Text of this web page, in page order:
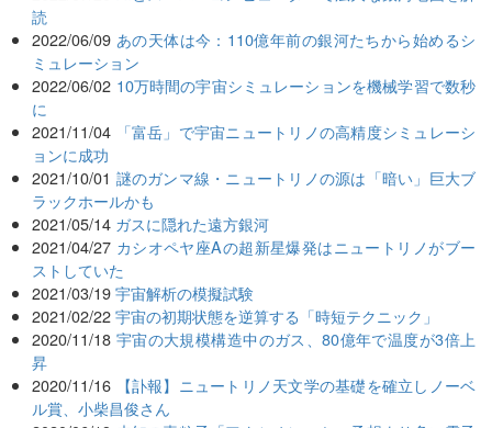
読
2022/06/09 あの天体は今：110億年前の銀河たちから始めるシ
ミュレーション
2022/06/02 10万時間の宇宙シミュレーションを機械学習で数秒
に
2021/11/04
「富岳」で宇宙ニュートリノの高精度シミュレーシ
ョンに成功
2021/10/01 謎のガンマ線・ニュートリノの源は「暗い」巨大ブ
ラックホールかも
2021/05/14 ガスに隠れた遠方銀河
2021/04/27 カシオペヤ座Aの超新星爆発はニュートリノがブー
ストしていた
2021/03/19 宇宙解析の模擬試験
2021/02/22 宇宙の初期状態を逆算する「時短テクニック」
2020/11/18 宇宙の大規模構造中のガス、80億年で温度が3倍上
昇
2020/11/16
【訃報】ニュートリノ天文学の基礎を確立しノーベ
ル賞、小柴昌俊さん